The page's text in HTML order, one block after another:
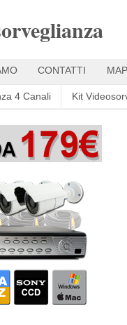
CONTATTI
4 Canali Kit